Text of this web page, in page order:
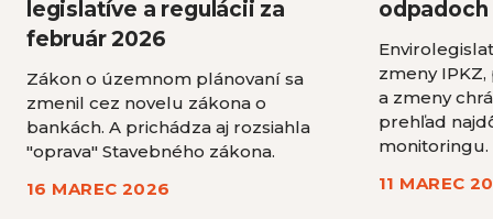
legislatíve a regulácii za
február 2026
Zákon o územnom plánovaní sa
zmenil cez novelu zákona o
bankách. A prichádza aj rozsiahla
"oprava" Stavebného zákona.
16 MAREC 2026
odpadoch
zmeny
a zmeny
prehľad
monitoringu.
11 MAREC